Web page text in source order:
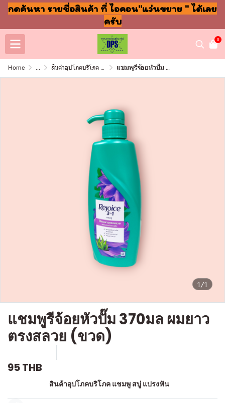
กดค้นหา รายชื่อสินค้า ที่ ไอคอน"แว่นขยาย " ได้เลย
ครับ
0
Home ... สินค้าอุปโภคบริโภค แชมพู สบู่ แปรงฟัน แชมพูรีจ้อยหัวปั๊ม 370มล ผมยาวตรงสลวย (ขวด)
1/1
แชมพูรีจ้อยหัวปั๊ม 370มล ผมยาว
ตรงสลวย (ขวด)
95 THB
สินค้าอุปโภคบริโภค แชมพู สบู่ แปรงฟัน